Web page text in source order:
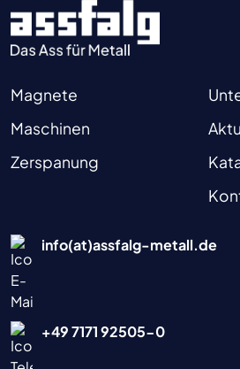
Magnete
Maschinen
Zerspanung
info(at)assfalg-metall.de
+49 7171 92505-0